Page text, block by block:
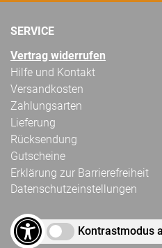
SERVICE
Vertrag widerrufen
Hilfe und Kontakt
Versandkosten
Zahlungsarten
Lieferung
Rücksendung
Gutscheine
Erklärung zur Barrierefreiheit
Datenschutzeinstellungen
Kontrastmodus